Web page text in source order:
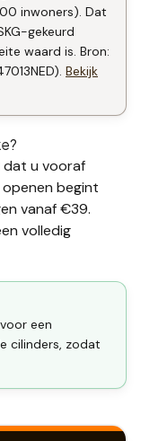
inwoners). Dat
gekeurd
waard is. Bron:
Bekijk
?
u vooraf
begint
vanaf €39.
volledig
een
cilinders, zodat